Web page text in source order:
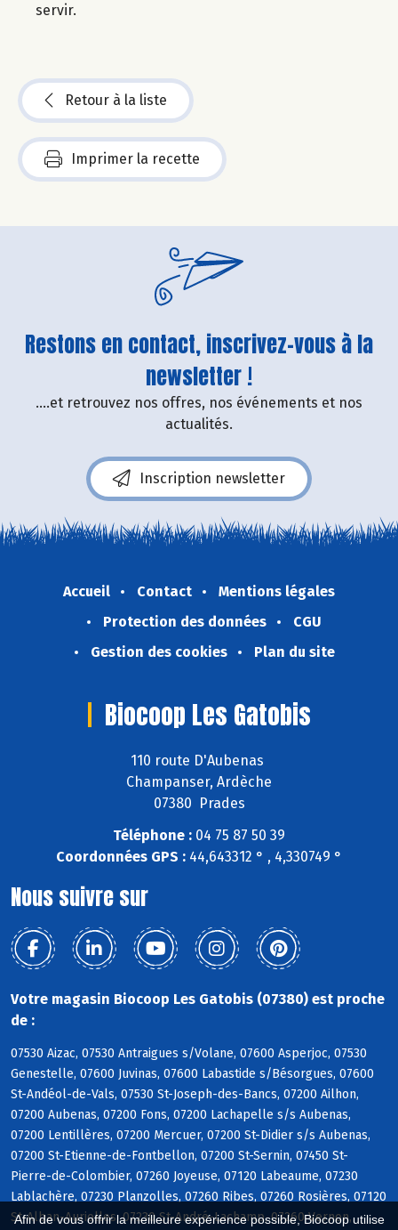
Afin de vous offrir la meilleure expérience possible, Biocoop utilise
servir.
Retour à la liste
Imprimer la recette
Restons en contact, inscrivez-vous à la
newsletter !
....et retrouvez nos offres, nos événements et nos
actualités.
Inscription newsletter
Accueil Contact
Mentions légales
Protection des données
CGU
Gestion des cookies
Plan du site
Biocoop Les Gatobis
110 route D'Aubenas
Champanser, Ardèche
07380 Prades
Téléphone : 04 75 87 50 39
Coordonnées GPS : 44,643312 ° , 4,330749 °
Nous suivre sur
Votre magasin Biocoop Les Gatobis (07380) est proche
de :
07530 Aizac, 07530 Antraigues s/Volane, 07600 Asperjoc, 07530
Genestelle, 07600 Juvinas, 07600 Labastide s/Bésorgues, 07600
St-Andéol-de-Vals, 07530 St-Joseph-des-Bancs, 07200 Ailhon,
07200 Aubenas, 07200 Fons, 07200 Lachapelle s/s Aubenas,
07200 Lentillères, 07200 Mercuer, 07200 St-Didier s/s Aubenas,
07200 St-Etienne-de-Fontbellon, 07200 St-Sernin, 07450 St-
Pierre-de-Colombier, 07260 Joyeuse, 07120 Labeaume, 07230
Lablachère, 07230 Planzolles, 07260 Ribes, 07260 Rosières, 07120
St-Alban-Auriolles, 07230 St-André-Lachamp, 07260 Vernon,